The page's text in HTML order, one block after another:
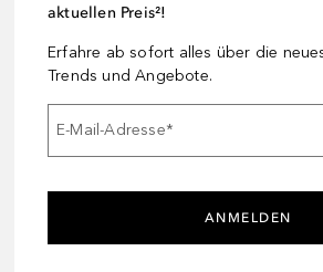
aktuellen Preis²!
Erfahre ab sofort alles über die
Trends und Angebote.
E-Mail-Adresse*
ANMELDEN